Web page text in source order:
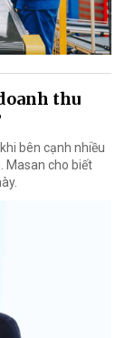
thu
bên cạnh nhiều
Masan cho biết